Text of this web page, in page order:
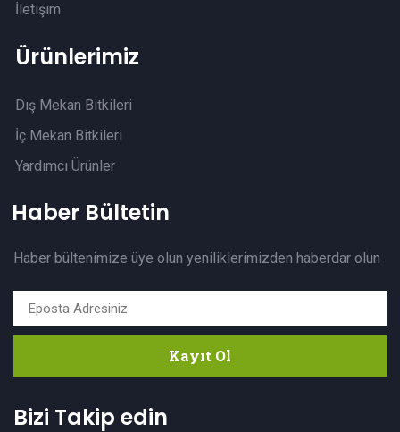
İletişim
Ürünlerimiz
Dış Mekan Bitkileri
İç Mekan Bitkileri
Yardımcı Ürünler
Haber Bültetin
Haber bültenimize üye olun yeniliklerimizden haberdar olun
Kayıt Ol
Bizi Takip edin